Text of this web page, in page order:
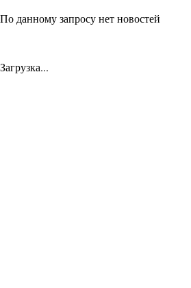
По данному запросу нет новостей
Загрузка...